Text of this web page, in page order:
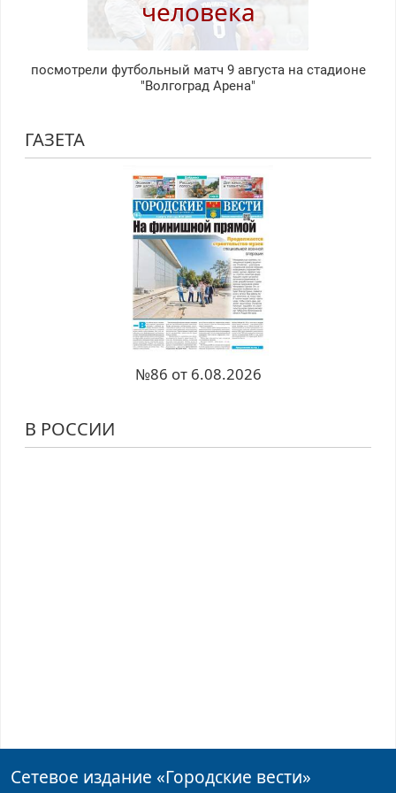
человека
посмотрели футбольный матч 9 августа на стадионе
"Волгоград Арена"
ГАЗЕТА
№86 от 6.08.2026
В РОССИИ
Сетевое издание «Городские вести»